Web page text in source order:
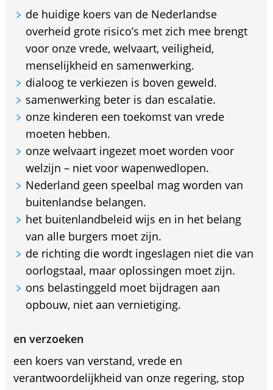
de huidige koers van de Nederlandse
overheid grote risico’s met zich mee brengt
voor onze vrede, welvaart, veiligheid,
menselijkheid en samenwerking.
dialoog te verkiezen is boven geweld.
samenwerking beter is dan escalatie.
onze kinderen een toekomst van vrede
moeten hebben.
onze welvaart ingezet moet worden voor
welzijn – niet voor wapenwedlopen.
Nederland geen speelbal mag worden van
buitenlandse belangen.
het buitenlandbeleid wijs en in het belang
van alle burgers moet zijn.
de richting die wordt ingeslagen niet die van
oorlogstaal, maar oplossingen moet zijn.
ons belastinggeld moet bijdragen aan
opbouw, niet aan vernietiging.
en verzoeken
een koers van verstand, vrede en
verantwoordelijkheid van onze regering, stop